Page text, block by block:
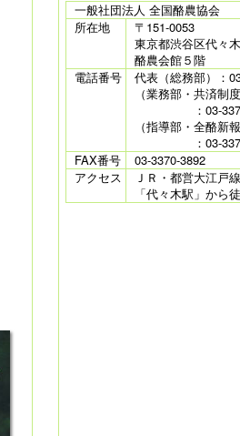
一般社団法人 全国酪農協会
所在地
〒151-0053
東京都渋谷区代々
酪農会館５階
電話番号
代表（総務部）：
（業務部・共済制度
：03-3370-
（指導部・全酪新
：03-3370-
FAX番号
03-3370-3892
アクセス
ＪＲ・都営大江戸
「代々木駅」から